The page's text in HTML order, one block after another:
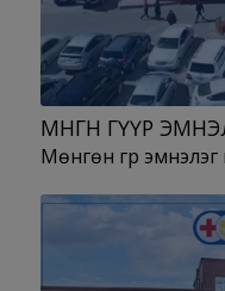
МӨНГӨН ГҮҮР
Мөнгөн гүүр